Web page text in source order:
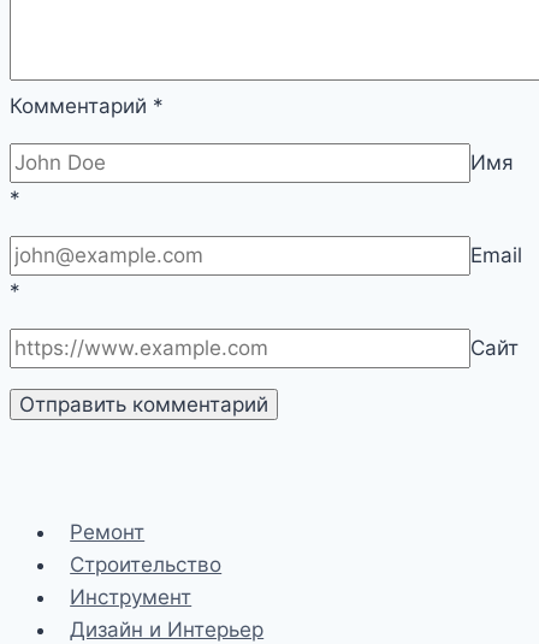
Комментарий *
Имя
*
Email
*
Сайт
Ремонт
Строительство
Инструмент
Дизайн и Интерьер